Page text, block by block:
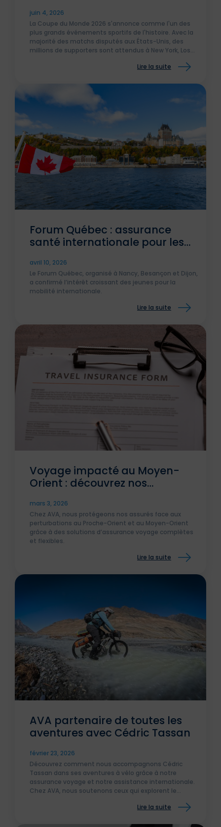
juin 4, 2026
La Coupe du Monde 2026 s'annonce comme l'un des
plus grands événements sportifs de l'histoire. Avec la
majorité des matchs disputés aux États-Unis, des
millions de supporters sont attendus à New York, Los
Lire la suite
Forum Québec : assurance
santé internationale pour les
avril 10, 2026
Le Forum Québec, organisé à Nancy, Besançon et Dijon,
a confirmé l’intérêt croissant des jeunes pour la
mobilité internationale.
Lire la suite
Voyage impacté au Moyen-
Orient : découvrez nos
mars 3, 2026
Chez AVA, nous protégeons nos assurés face aux
perturbations au Proche-Orient et au Moyen-Orient
grâce à des solutions d’assurance voyage complètes
et flexibles.
Lire la suite
AVA partenaire de toutes les
aventures avec Cédric Tassan
février 23, 2026
Découvrez comment nous accompagnons Cédric
Tassan dans ses aventures à vélo grâce à notre
assurance voyage et notre assistance internationale.
Chez AVA, nous soutenons ceux qui explorent le
Lire la suite